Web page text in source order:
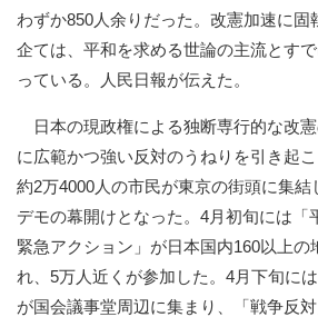
わずか850人余りだった。改憲加速に固
企ては、平和を求める世論の主流とす
っている。人民日報が伝えた。
日本の現政権による独断専行的な改
に広範かつ強い反対のうねりを引き起
約2万4000人の市民が東京の街頭に集
デモの幕開けとなった。4月初旬には「
緊急アクション」が日本国内160以上の
れ、5万人近くが参加した。4月下旬に
が国会議事堂周辺に集まり、「戦争反対